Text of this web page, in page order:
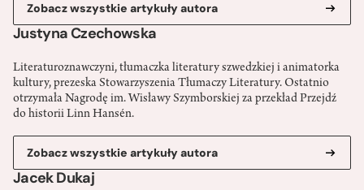
Zobacz wszystkie artykuły autora
Justyna Czechowska
Literaturoznawczyni, tłumaczka literatury szwedzkiej i animatorka
kultury, prezeska Stowarzyszenia Tłumaczy Literatury. Ostatnio
otrzymała Nagrodę im. Wisławy Szymborskiej za przekład Przejdź
do historii Linn Hansén.
Zobacz wszystkie artykuły autora
Jacek Dukaj